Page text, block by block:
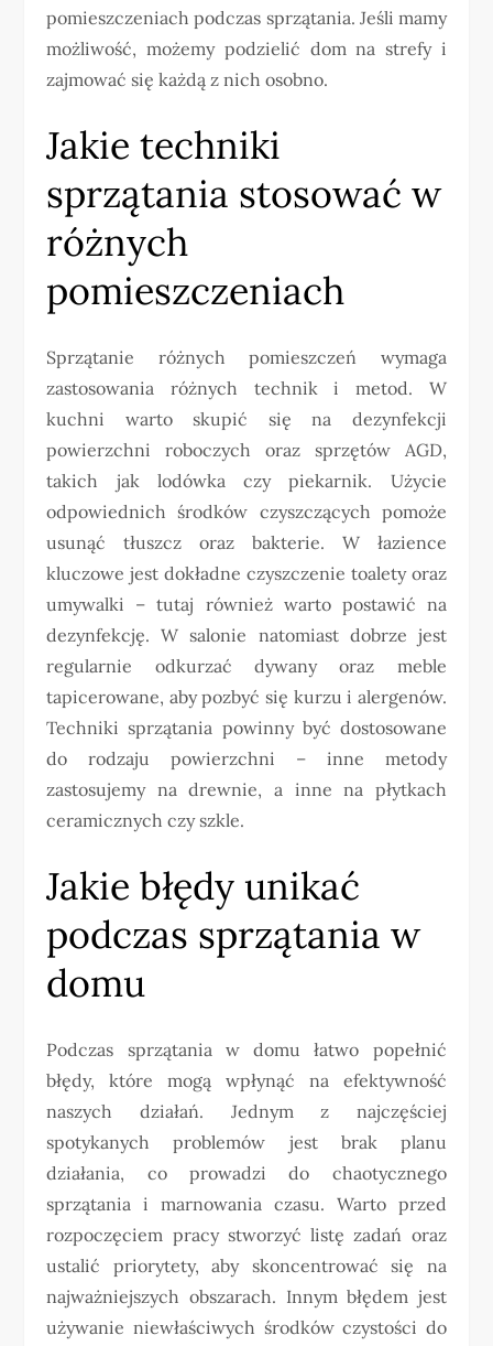
pomieszczeniach podczas sprzątania. Jeśli mamy
możliwość, możemy podzielić dom na strefy i
zajmować się każdą z nich osobno.
Jakie techniki
sprzątania stosować w
różnych
pomieszczeniach
Sprzątanie różnych pomieszczeń wymaga
zastosowania różnych technik i metod. W
kuchni warto skupić się na dezynfekcji
powierzchni roboczych oraz sprzętów AGD,
takich jak lodówka czy piekarnik. Użycie
odpowiednich środków czyszczących pomoże
usunąć tłuszcz oraz bakterie. W łazience
kluczowe jest dokładne czyszczenie toalety oraz
umywalki – tutaj również warto postawić na
dezynfekcję. W salonie natomiast dobrze jest
regularnie odkurzać dywany oraz meble
tapicerowane, aby pozbyć się kurzu i alergenów.
Techniki sprzątania powinny być dostosowane
do rodzaju powierzchni – inne metody
zastosujemy na drewnie, a inne na płytkach
ceramicznych czy szkle.
Jakie błędy unikać
podczas sprzątania w
domu
Podczas sprzątania w domu łatwo popełnić
błędy, które mogą wpłynąć na efektywność
naszych działań. Jednym z najczęściej
spotykanych problemów jest brak planu
działania, co prowadzi do chaotycznego
sprzątania i marnowania czasu. Warto przed
rozpoczęciem pracy stworzyć listę zadań oraz
ustalić priorytety, aby skoncentrować się na
najważniejszych obszarach. Innym błędem jest
używanie niewłaściwych środków czystości do